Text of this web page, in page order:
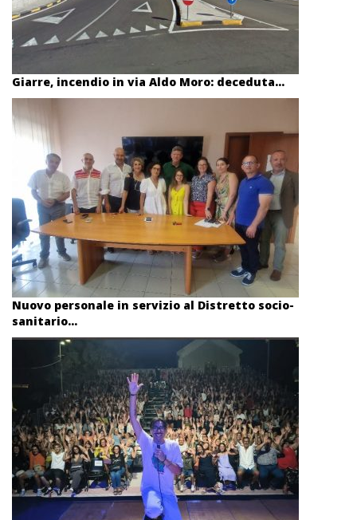
Giarre, incendio in via Aldo Moro: deceduta...
Nuovo personale in servizio al Distretto socio-
sanitario...